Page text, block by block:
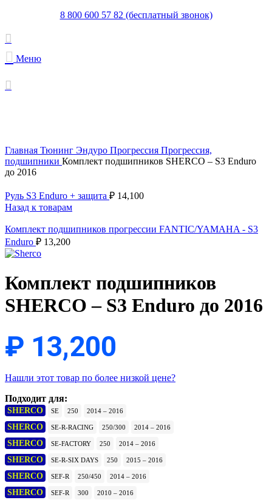
8 800 600 57 82 (бесплатный звонок)
Меню
Главная Тюнинг Эндуро Прогрессия Прогрессия,
подшипники Комплект подшипников SHERCO – S3 Enduro
до 2016
Руль S3 Enduro + защита ₽ 14,100
Назад к товарам
Комплект подшипников прогрессии FANTIC/YAMAHA - S3
Enduro ₽ 13,200
Комплект подшипников
SHERCO – S3 Enduro до 2016
₽ 13,200
Нашли этот товар по более низкой цене?
Подходит для:
SHERCO SE 250 2014 – 2016
SHERCO SE-R-RACING 250/300 2014 – 2016
SHERCO SE-FACTORY 250 2014 – 2016
SHERCO SE-R-SIX DAYS 250 2015 – 2016
SHERCO SEF-R 250/450 2014 – 2016
SHERCO SEF-R 300 2010 – 2016